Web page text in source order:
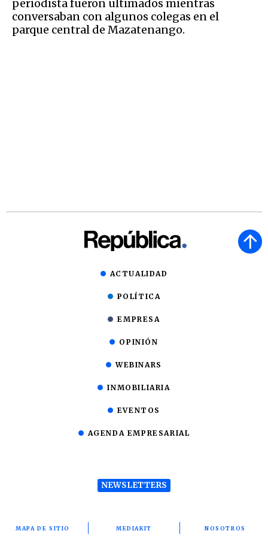
periodista fueron ultimados mientras
conversaban con algunos colegas en el
parque central de Mazatenango.
ACTUALIDAD
POLÍTICA
EMPRESA
OPINIÓN
WEBINARS
INMOBILIARIA
EVENTOS
AGENDA EMPRESARIAL
NEWSLETTERS
MAPA DE SITIO MEDIAKIT NOSOTROS